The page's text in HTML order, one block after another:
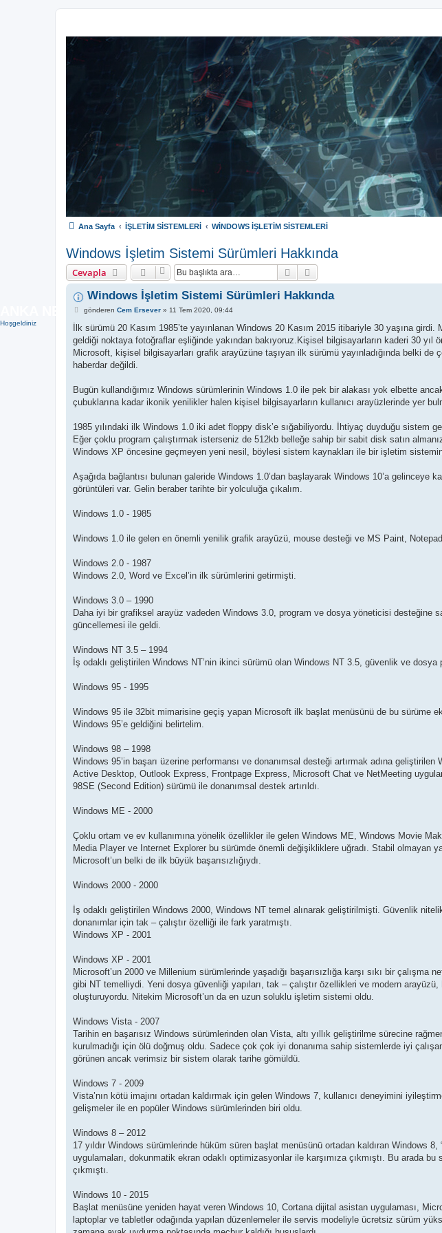
ANKA NEFERLER TİM | FORUM
Hoşgeldiniz
Ana Sayfa İŞLETİM SİSTEMLERİ WİNDOWS İŞLETİM SİSTEMLERİ
Windows İşletim Sistemi Sürümleri Hakkında
Cevapla Ara
Windows İşletim Sistemi Sürümleri Hakkında
M
s
j
gönderen Cem Ersever» 11 Tem 2020, 09:44
İlk sürümü 20 Kasım 1985’te yayınlanan Windows 20 Kasım 2015 itibariyle 30 yaşına
geldiği noktaya fotoğraflar eşliğinde yakından bakıyoruz.Kişisel bilgisayarların kaderi 30 yıl
Microsoft, kişisel bilgisayarları grafik arayüzüne taşıyan ilk sürümü yayınladığında belki
haberdar değildi.
Bugün kullandığımız Windows sürümlerinin Windows 1.0 ile pek bir alakası yok elbette
çubuklarına kadar ikonik yenilikler halen kişisel bilgisayarların kullanıcı arayüzlerinde yer
1985 yılındaki ilk Windows 1.0 iki adet floppy disk’e sığabiliyordu. İhtiyaç duyduğu sistem
Eğer çoklu program çalıştırmak isterseniz de 512kb belleğe sahip bir sabit disk satın
Windows XP öncesine geçmeyen yeni nesil, böylesi sistem kaynakları ile bir işletim
Aşağıda bağlantısı bulunan galeride Windows 1.0’dan başlayarak Windows 10’a gelinceye
görüntüleri var. Gelin beraber tarihte bir yolculuğa çıkalım.
Windows 1.0 - 1985
Windows 1.0 ile gelen en önemli yenilik grafik arayüzü, mouse desteği ve MS Paint,
Windows 2.0 - 1987
Windows 2.0, Word ve Excel’in ilk sürümlerini getirmişti.
Windows 3.0 – 1990
Daha iyi bir grafiksel arayüz vadeden Windows 3.0, program ve dosya yöneticisi desteğine
güncellemesi ile geldi.
Windows NT 3.5 – 1994
İş odaklı geliştirilen Windows NT’nin ikinci sürümü olan Windows NT 3.5, güvenlik ve dosya
Windows 95 - 1995
Windows 95 ile 32bit mimarisine geçiş yapan Microsoft ilk başlat menüsünü de bu sürüme
Windows 95’e geldiğini belirtelim.
Windows 98 – 1998
Windows 95’in başarı üzerine performansı ve donanımsal desteği artırmak adına
Active Desktop, Outlook Express, Frontpage Express, Microsoft Chat ve NetMeeting
98SE (Second Edition) sürümü ile donanımsal destek artırıldı.
Windows ME - 2000
Çoklu ortam ve ev kullanımına yönelik özellikler ile gelen Windows ME, Windows Movie
Media Player ve Internet Explorer bu sürümde önemli değişikliklere uğradı. Stabil olmayan
Microsoft’un belki de ilk büyük başarısızlığıydı.
Windows 2000 - 2000
İş odaklı geliştirilen Windows 2000, Windows NT temel alınarak geliştirilmişti. Güvenlik
donanımlar için tak – çalıştır özelliği ile fark yaratmıştı.
Windows XP - 2001
Windows XP - 2001
Microsoft’un 2000 ve Millenium sürümlerinde yaşadığı başarısızlığa karşı sıkı bir çalışma
gibi NT temelliydi. Yeni dosya güvenliği yapıları, tak – çalıştır özellikleri ve modern
oluşturuyordu. Nitekim Microsoft’un da en uzun soluklu işletim sistemi oldu.
Windows Vista - 2007
Tarihin en başarısız Windows sürümlerinden olan Vista, altı yıllık geliştirilme sürecine
kurulmadığı için ölü doğmuş oldu. Sadece çok çok iyi donanıma sahip sistemlerde iyi
görünen ancak verimsiz bir sistem olarak tarihe gömüldü.
Windows 7 - 2009
Vista’nın kötü imajını ortadan kaldırmak için gelen Windows 7, kullanıcı deneyimini
gelişmeler ile en popüler Windows sürümlerinden biri oldu.
Windows 8 – 2012
17 yıldır Windows sürümlerinde hüküm süren başlat menüsünü ortadan kaldıran Windows
uygulamaları, dokunmatik ekran odaklı optimizasyonlar ile karşımıza çıkmıştı. Bu arada
çıkmıştı.
Windows 10 - 2015
Başlat menüsüne yeniden hayat veren Windows 10, Cortana dijital asistan uygulaması,
laptoplar ve tabletler odağında yapılan düzenlemeler ile servis modeliyle ücretsiz sürüm